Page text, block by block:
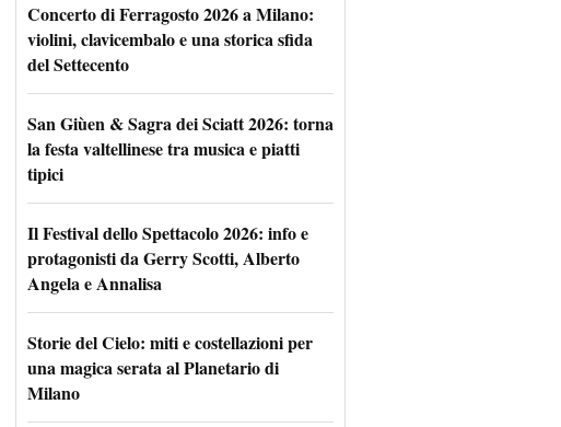
Concerto di Ferragosto 2026 a Milano:
violini, clavicembalo e una storica sfida
del Settecento
San Giùen & Sagra dei Sciatt 2026: torna
la festa valtellinese tra musica e piatti
tipici
Il Festival dello Spettacolo 2026: info e
protagonisti da Gerry Scotti, Alberto
Angela e Annalisa
Storie del Cielo: miti e costellazioni per
una magica serata al Planetario di
Milano